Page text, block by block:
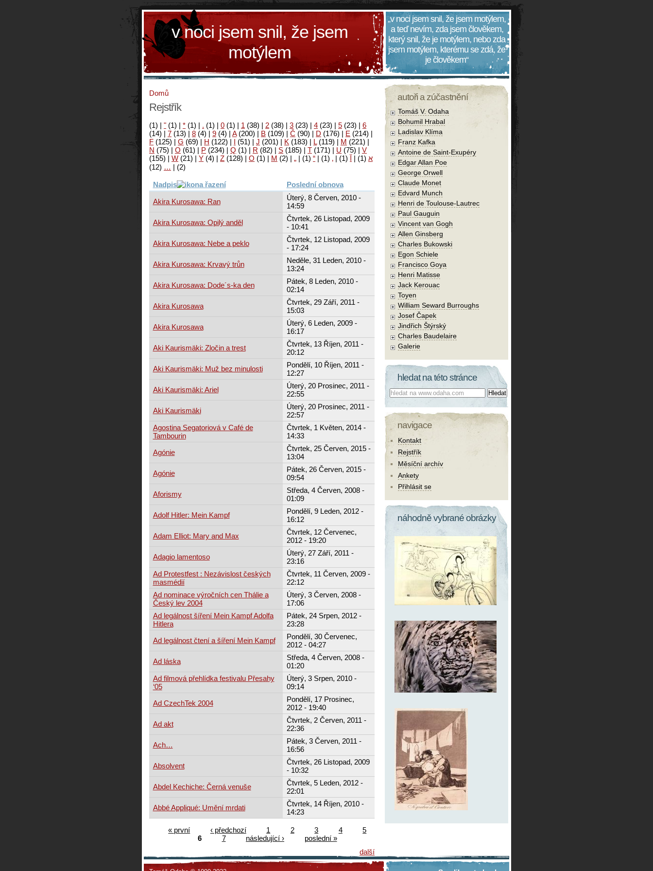
v noci jsem snil, že jsem
motýlem
„v noci jsem snil, že jsem motýlem,
a teď nevím, zda jsem člověkem,
který snil, že je motýlem, nebo zda
jsem motýlem, kterému se zdá, že
je člověkem“
Domů
Rejstřík
(1) | " (1) | * (1) | . (1) | 0 (1) | 1 (38) | 2 (38) | 3 (23) | 4 (23) | 5 (23) | 6
(14) | 7 (13) | 8 (4) | 9 (4) | A(200) | B (109) | Č (90) | D (176) | E (214) |
F (125) | G (69) | H (122) | I (51) | J (201) | K (183) | L(119) | M (221) |
N (75) | O (61) | P (234) | Q (1) | R (82) | S (185) | T (171) | U (75) | V
(155) | W (21) | Y (4) | Z (128) | Ο (1) | М (2) | א (1)
| آ (1)
|
‚
(1)
|
“
(1)
|
„
(2)
|
…
(12)
Nadpis Poslední obnova
Akira Kurosawa: Ran
Úterý, 8 Červen, 2010 -
14:59
Akira Kurosawa: Opilý anděl
Čtvrtek, 26 Listopad, 2009
- 10:41
Akira Kurosawa: Nebe a peklo
Čtvrtek, 12 Listopad, 2009
- 17:24
Akira Kurosawa: Krvavý trůn
Neděle, 31 Leden, 2010 -
13:24
Akira Kurosawa: Dode´s-ka den
Pátek, 8 Leden, 2010 -
02:14
Akira Kurosawa
Čtvrtek, 29 Září, 2011 -
15:03
Akira Kurosawa
Úterý, 6 Leden, 2009 -
16:17
Aki Kaurismäki: Zločin a trest
Čtvrtek, 13 Říjen, 2011 -
20:12
Aki Kaurismäki: Muž bez minulosti
Pondělí, 10 Říjen, 2011 -
12:27
Aki Kaurismäki: Ariel
Úterý, 20 Prosinec, 2011 -
22:55
Aki Kaurismäki
Úterý, 20 Prosinec, 2011 -
22:57
Agostina Segatoriová v Café de
Tambourin
Čtvrtek, 1 Květen, 2014 -
14:33
Agónie
Čtvrtek, 25 Červen, 2015 -
13:04
Agónie
Pátek, 26 Červen, 2015 -
09:54
Aforismy
Středa, 4 Červen, 2008 -
01:09
Adolf Hitler: Mein Kampf
Pondělí, 9 Leden, 2012 -
16:12
Adam Elliot: Mary and Max
Čtvrtek, 12 Červenec,
2012 - 19:20
Adagio lamentoso
Úterý, 27 Září, 2011 -
23:16
Ad Protestfest : Nezávislost českých
masmédií
Čtvrtek, 11 Červen, 2009 -
22:12
Ad nominace výročních cen Thálie a
Český lev 2004
Úterý, 3 Červen, 2008 -
17:06
Ad legálnost šíření Mein Kampf Adolfa
Hitlera
Pátek, 24 Srpen, 2012 -
23:28
Ad legálnost čtení a šíření Mein Kampf
Pondělí, 30 Červenec,
2012 - 04:27
Ad láska
Středa, 4 Červen, 2008 -
01:20
Ad filmová přehlídka festivalu Přesahy
‘05
Úterý, 3 Srpen, 2010 -
09:14
Ad CzechTek 2004
Pondělí, 17 Prosinec,
2012 - 19:40
Ad akt
Čtvrtek, 2 Červen, 2011 -
22:36
Ach…
Pátek, 3 Červen, 2011 -
16:56
Absolvent
Čtvrtek, 26 Listopad, 2009
- 10:32
Abdel Kechiche: Černá venuše
Čtvrtek, 5 Leden, 2012 -
22:01
Abbé Appliqué: Umění mrdati
Čtvrtek, 14 Říjen, 2010 -
14:23
« první ‹ předchozí 1 2 3 4
5
6
7 následující ›
poslední »
další
autoři a zúčastnění
Tomáš V. Odaha
Bohumil Hrabal
Ladislav Klíma
Franz Kafka
Antoine de Saint-Exupéry
Edgar Allan Poe
George Orwell
Claude Monet
Edvard Munch
Henri de Toulouse-Lautrec
Paul Gauguin
Vincent van Gogh
Allen Ginsberg
Charles Bukowski
Egon Schiele
Francisco Goya
Henri Matisse
Jack Kerouac
Toyen
William Seward Burroughs
Josef Čapek
Jindřich Štýrský
Charles Baudelaire
Galerie
hledat na této stránce
Co hledat:
navigace
Kontakt
Rejstřík
Měsíční archív
Ankety
Přihlásit se
náhodně vybrané obrázky